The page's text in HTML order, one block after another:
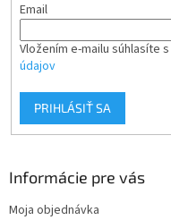
Email
Vložením e-mailu súhlasíte s
údajov
PRIHLÁSIŤ SA
Informácie pre vás
Moja objednávka